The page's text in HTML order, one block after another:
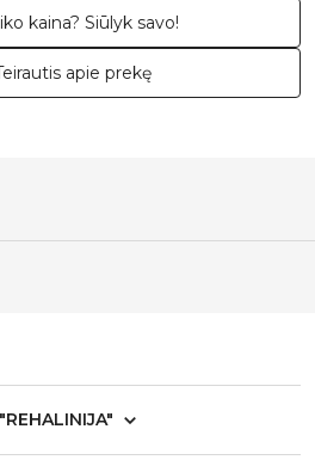
kaina? Siūlyk savo!
apie prekę